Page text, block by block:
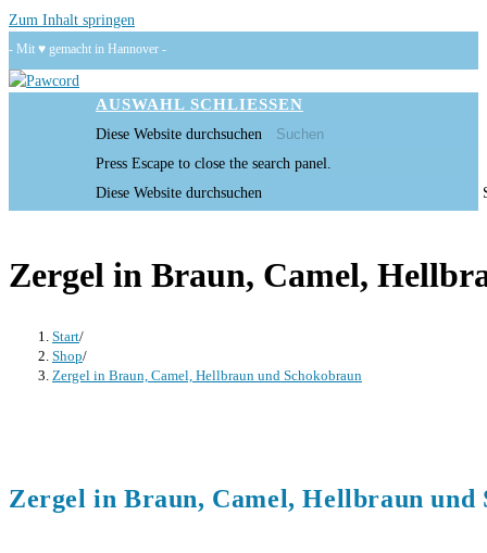
Zum Inhalt springen
- Mit ♥ gemacht in Hannover -
AUSWAHL SCHLIESSEN
Diese Website durchsuchen
Press Escape to close the search panel.
Diese Website durchsuchen
Zergel in Braun, Camel,
Start/
Shop/
Zergel in Braun, Camel, Hellbraun und Schokobraun
Zergel in Braun, Camel, Hellbraun und